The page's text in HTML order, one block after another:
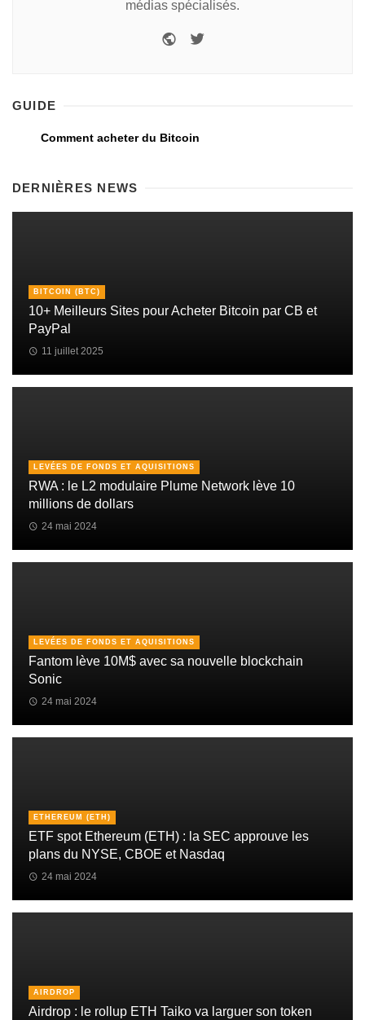
médias spécialisés.
GUIDE
Comment acheter du Bitcoin
DERNIÈRES NEWS
BITCOIN (BTC)
10+ Meilleurs Sites pour Acheter Bitcoin par CB et
PayPal
11 juillet 2025
LEVÉES DE FONDS ET AQUISITIONS
RWA : le L2 modulaire Plume Network lève 10
millions de dollars
24 mai 2024
LEVÉES DE FONDS ET AQUISITIONS
Fantom lève 10M$ avec sa nouvelle blockchain
Sonic
24 mai 2024
ETHEREUM (ETH)
ETF spot Ethereum (ETH) : la SEC approuve les
plans du NYSE, CBOE et Nasdaq
24 mai 2024
AIRDROP
Airdrop : le rollup ETH Taiko va larguer son token